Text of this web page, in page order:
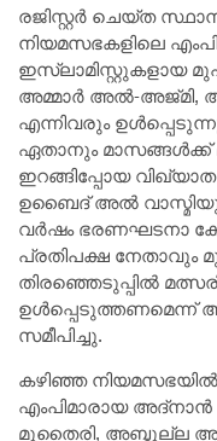
രജിസ്റ്റർ ചെയ്ത
നിയമസഭകളിലെ
ഇസ്ലാമിസ്റ്റുകളായ
അമ്മാർ അൽ-അജ്മി,
എന്നിവരും
ഏതാനും മാസങ്ങൾക്ക്
ഇറങ്ങിപ്പോയ
ഉബൈദ് അൽ
വർഷം ഭരണഘടനാ
പ്രതിപക്ഷ
തിരഞ്ഞെടുപ്പിൽ
ഉൾപ്പെടുത്തണമെന്ന്
സമീപിച്ചു.
കഴിഞ്ഞ നിയമസഭയിൽ
എംപിമാരായ
മുതൈരി, അബ്ദുല്ല